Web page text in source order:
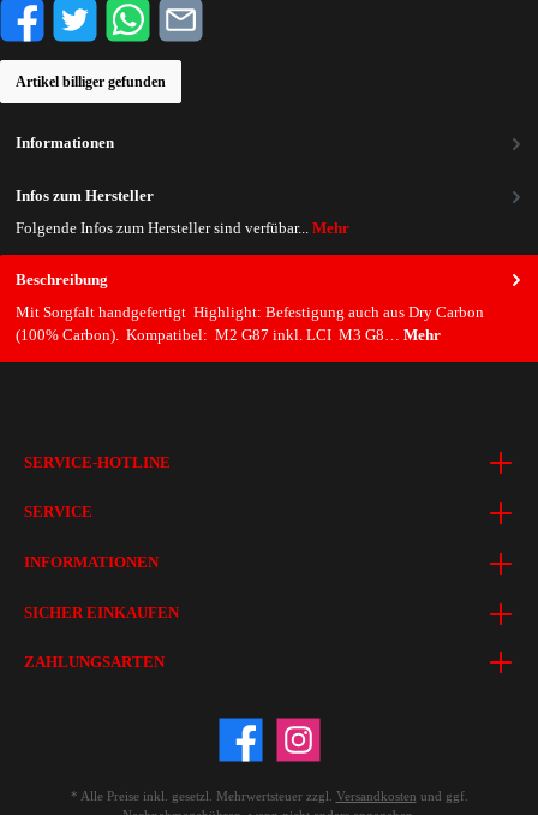
Artikel billiger gefunden
Beschreibung
Mit Sorgfalt handgefertigt Highlight: Befestigung auch aus Dry Carbon
(100% Carbon). Kompatibel: M2 G87 inkl. LCI M3 G8… Mehr
Informationen
Infos zum Hersteller
Folgende Infos zum Hersteller sind verfübar... Mehr
SERVICE-HOTLINE
SERVICE
INFORMATIONEN
SICHER EINKAUFEN
ZAHLUNGSARTEN
* Alle Preise inkl. gesetzl. Mehrwertsteuer zzgl. Versandkosten und ggf.